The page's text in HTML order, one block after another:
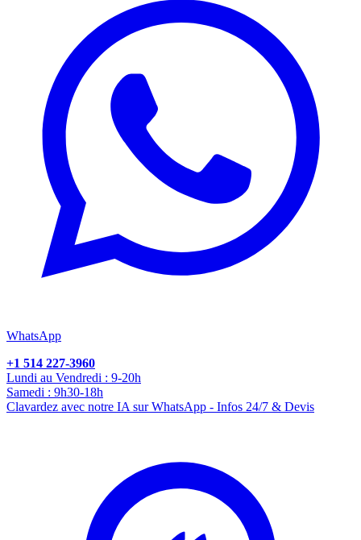
WhatsApp
+1 514 227-3960
Lundi au Vendredi : 9-20h
Samedi : 9h30-18h
Clavardez avec notre IA sur WhatsApp - Infos 24/7 & Devis